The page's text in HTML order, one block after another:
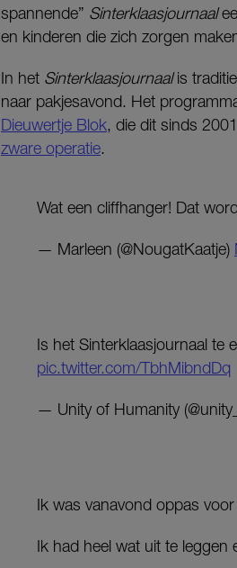
spannende” Sinterklaasjournaal
en kinderen die zich zorgen
In het Sinterklaasjournaalis
naar pakjesavond. Het
Dieuwertje Blok, die dit sinds
zware operatie.
Wat een cliffhanger! Dat
— Marleen (@NougatKaatje)
Is het Sinterklaasjournaal te
pic.twitter.com/TbhMibndDq
— Unity of Humanity
Ik was vanavond oppas
Ik had heel wat uit te